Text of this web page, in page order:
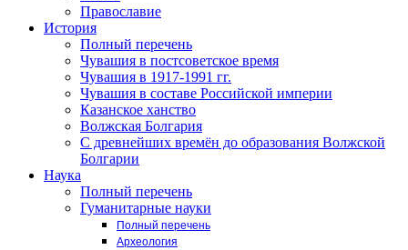
Православие
История
Полный перечень
Чувашия в постсоветское время
Чувашия в 1917-1991 гг.
Чувашия в составе Российской империи
Казанское ханство
Волжская Болгария
С древнейших времён до образования Волжской
Болгарии
Наука
Полный перечень
Гуманитарные науки
Полный перечень
Археология